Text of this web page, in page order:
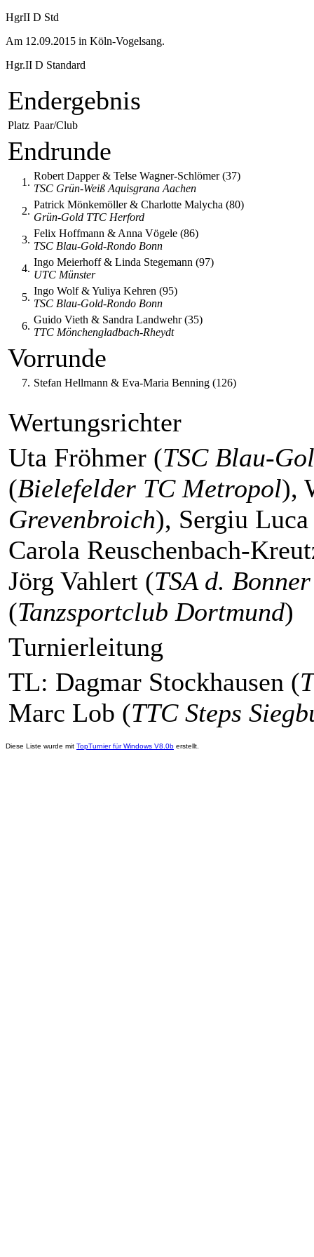
HgrII D Std
Am 12.09.2015 in Köln-Vogelsang.
Hgr.II D Standard
Endergebnis
Platz Paar/Club
Endrunde
1.
Robert Dapper & Telse Wagner-Schlömer (37)
TSC Grün-Weiß Aquisgrana Aachen
2.
Patrick Mönkemöller & Charlotte Malycha (80)
Grün-Gold TTC Herford
3.
Felix Hoffmann & Anna Vögele (86)
TSC Blau-Gold-Rondo Bonn
4.
Ingo Meierhoff & Linda Stegemann (97)
UTC Münster
5.
Ingo Wolf & Yuliya Kehren (95)
TSC Blau-Gold-Rondo Bonn
6.
Guido Vieth & Sandra Landwehr (35)
TTC Mönchengladbach-Rheydt
Vorrunde
7. Stefan Hellmann & Eva-Maria Benning (126)
Wertungsrichter
Uta Fröhmer (TSC Blau-
(Bielefelder TC Metropol),
Grevenbroich), Sergiu
Carola Reuschenbach-
Jörg Vahlert (TSA d.
(Tanzsportclub Dortmund)
Turnierleitung
TL: Dagmar Stockhausen (
Marc Lob (TTC Steps
Diese Liste wurde mit TopTurnier für Windows V8.0b erstellt.